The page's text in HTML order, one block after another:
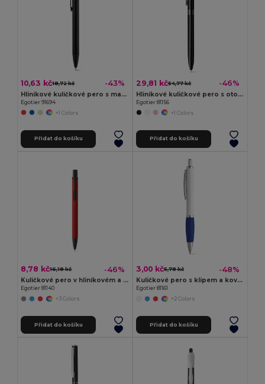
10,63 kč18,72 kč -43%
Hliníkové kuličkové pero s matným povrchem
Egotier 91694
+1 Colors
Přidat do košíku
29,81 kč54,77 kč -46%
Hliníkové kuličkové pero s otočným mechanismem a klipem
Egotier 81156
+1 Colors
Přidat do košíku
8,78 kč16,18 kč -46%
Kuličkové pero v hliníkovém a gumovém provedení
Egotier 81140
+3 Colors
Přidat do košíku
3,00 kč5,78 kč -48%
Kuličkové pero s klipem a kovovými bankovkami
Egotier 81161
+2 Colors
Přidat do košíku